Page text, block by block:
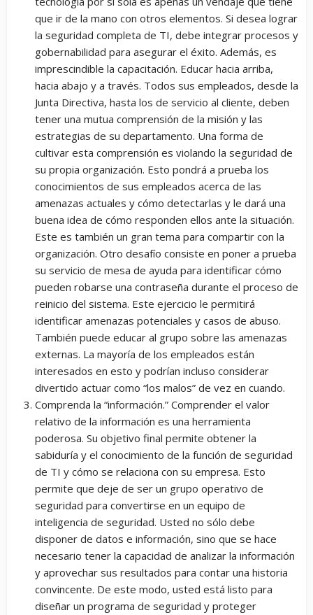
que ir de la mano con otros elementos. Si desea lograr
la seguridad completa de TI, debe integrar procesos y
gobernabilidad para asegurar el éxito. Además, es
imprescindible la capacitación. Educar hacia arriba,
hacia abajo y a través. Todos sus empleados, desde la
Junta Directiva, hasta los de servicio al cliente, deben
tener una mutua comprensión de la misión y las
estrategias de su departamento. Una forma de
cultivar esta comprensión es violando la seguridad de
su propia organización. Esto pondrá a prueba los
conocimientos de sus empleados acerca de las
amenazas actuales y cómo detectarlas y le dará una
buena idea de cómo responden ellos ante la situación.
Este es también un gran tema para compartir con la
organización. Otro desafío consiste en poner a prueba
su servicio de mesa de ayuda para identificar cómo
pueden robarse una contraseña durante el proceso de
reinicio del sistema. Este ejercicio le permitirá
identificar amenazas potenciales y casos de abuso.
También puede educar al grupo sobre las amenazas
externas. La mayoría de los empleados están
interesados en esto y podrían incluso considerar
divertido actuar como “los malos” de vez en cuando.
Comprenda la “información.” Comprender el valor
relativo de la información es una herramienta
poderosa. Su objetivo final permite obtener la
sabiduría y el conocimiento de la función de seguridad
de TI y cómo se relaciona con su empresa. Esto
permite que deje de ser un grupo operativo de
seguridad para convertirse en un equipo de
inteligencia de seguridad. Usted no sólo debe
disponer de datos e información, sino que se hace
necesario tener la capacidad de analizar la información
y aprovechar sus resultados para contar una historia
convincente. De este modo, usted está listo para
diseñar un programa de seguridad y proteger